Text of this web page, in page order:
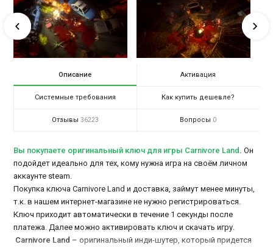
Описание Активация
Системные требования Как купить дешевле?
Отзывы 36223 Вопросы 0
Вы покупаете оригинальный ключ для игры Carnivore Land . Он
подойдет идеально для тех, кому нужна игра на своём личном
аккаунте steam.
Покупка ключа Carnivore Land и доставка, займут менее минуты,
т.к. в нашем интернет-магазине не нужно регистрироваться.
Ключ приходит автоматически в течение 1 секунды после
платежа. Далее можно активировать ключ и скачать игру.
Carnivore Land – оригинальный инди-шутер, который придется